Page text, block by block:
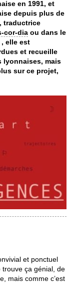
en 1991, et
depuis plus de
traductrice
cor-dia ou dans le
, elle est
et recueille
lyonnaises, mais
sur ce projet,
et ponctuel
trouve ça génial, de
mais comme c’est